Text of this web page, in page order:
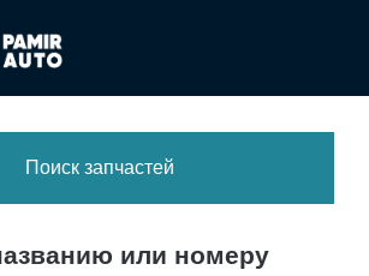
Поиск запчастей
или номеру